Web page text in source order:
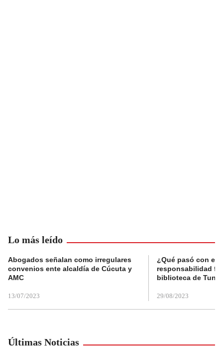
Lo más leído
Abogados señalan como irregulares
convenios ente alcaldía de Cúcuta y
AMC
13/07/2023
¿Qué pasó con el
responsabilidad
biblioteca de
29/08/2023
Últimas Noticias